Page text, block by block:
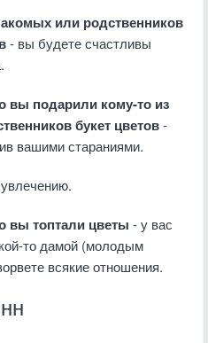
или родственников
- вы будете счастливы
вы подарили кому-то из
букет цветов-
вашими стараниями.
вы топтали цветы - у вас
то дамой (молодым
всякие отношения.